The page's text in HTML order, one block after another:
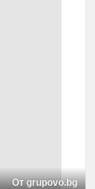
От grupovo.bg